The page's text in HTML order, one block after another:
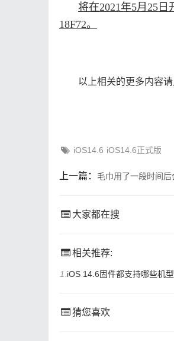
将在2021年5月25
18F72。
以上相关的更多内容
iOS14.6 iOS14.6正式版
上一篇： 毛巾用了一段时间
大家都在搜
相关推荐:
1 iOS 14.6固件都支持哪些机型及下载
猜您喜欢